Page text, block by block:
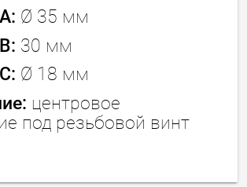
Ø 35 мм
30 мм
Ø 18 мм
центровое
под резьбовой винт